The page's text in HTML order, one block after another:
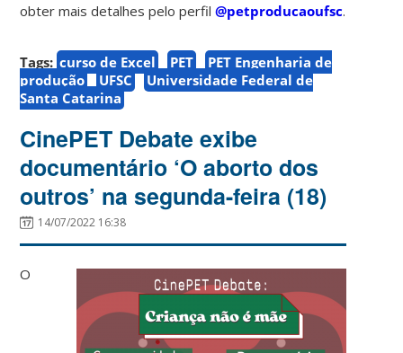
obter mais detalhes pelo perfil@petproducaoufsc.
Tags: curso de Excel PET
PET Engenharia de
produção
UFSC
Universidade Federal de
Santa Catarina
CinePET Debate exibe
documentário ‘O aborto dos
outros’ na segunda-feira (18)
14/07/2022 16:38
O